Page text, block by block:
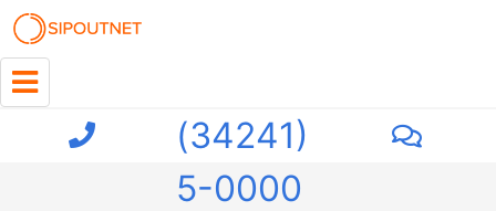
(34241)
5-0000